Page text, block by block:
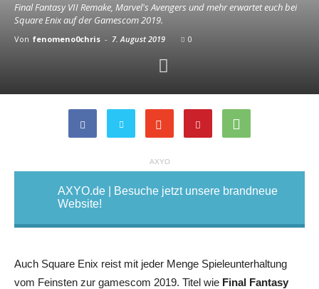
Final Fantasy VII Remake, Marvel's Avengers und mehr erwartet euch bei
Square Enix auf der Gamescom 2019.
Von fenomeno0chris - 7. August 2019 0
AXYO
AXYO.de | Besuche jetzt unsere brandneue
Website!
Auch Square Enix reist mit jeder Menge Spieleunterhaltung
vom Feinsten zur gamescom 2019. Titel wie Final Fantasy